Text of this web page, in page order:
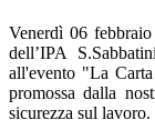
Venerdì 06
dell’IPA
all'evento "La
promossa dalla
sicurezza sul lavoro.